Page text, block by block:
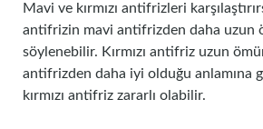
Mavi ve kırmızı antifrizleri
antifrizin mavi antifrizden daha uzun
söylenebilir. Kırmızı antifriz uzun
antifrizden daha iyi olduğu anlamına
kırmızı antifriz zararlı olabilir.